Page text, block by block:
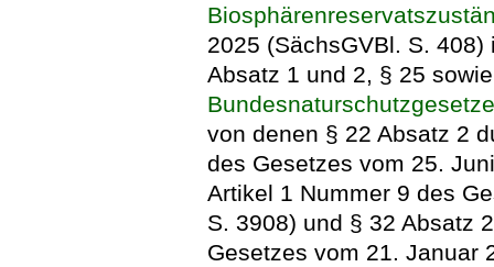
2025 (SächsGVBl. S.
Absatz 1 und 2, § 25
von denen § 22 Absatz 2
des Gesetzes vom 25.
Artikel 1 Nummer 9 des
S. 3908) und § 32 Absatz
Gesetzes vom 21. Januar